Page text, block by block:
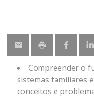
Compreender o
sistemas familiares
conceitos e